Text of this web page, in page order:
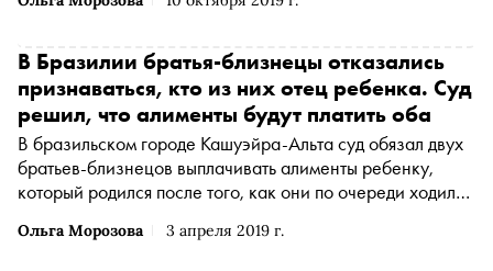
Ольга Морозова 3 апреля 2019 г.
В Бразилии братья-близнецы отказались
признаваться, кто из них отец ребенка. Суд
решил, что алименты будут платить оба
В бразильском городе Кашуэйра-Альта суд обязал двух
братьев-близнецов выплачивать алименты ребенку,
который родился после того, как они по очереди ходили